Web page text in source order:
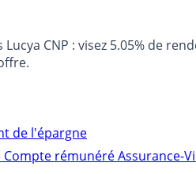
Lucya CNP : visez 5.05% de
de l'épargne
Compte rémunéréAssurance-